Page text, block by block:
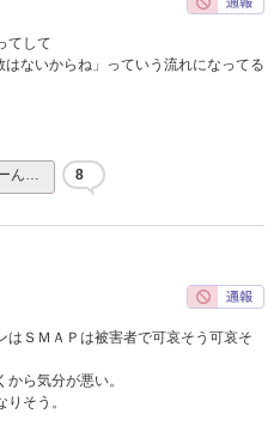
てして
はないからね」っていう流れになってる
ん… 8
はＳＭＡＰは被害者で可哀そう可哀そ
ら気分が悪い。
そう。